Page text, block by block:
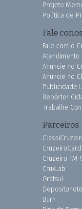
Projeto
Política de
Fale
Fale com o
Atendimento
Anuncie no
Anuncie no
Publicidade
Repórter
Trabalhe
Parceiros
CruzeiroCard
Cruzeiro FM
CruxLab
Grafsul
Burh